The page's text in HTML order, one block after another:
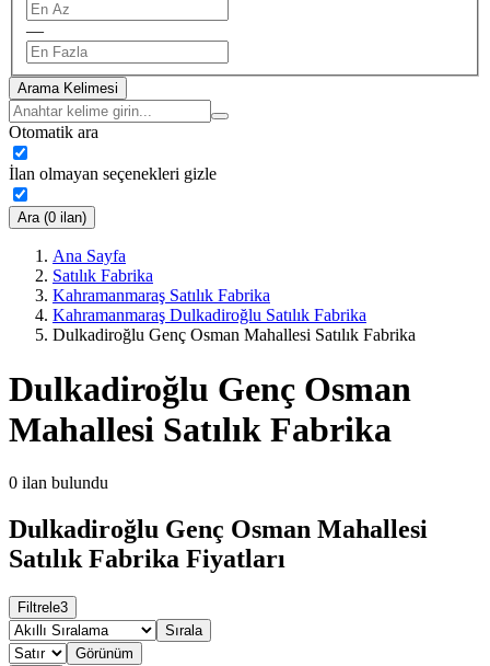
—
Arama Kelimesi
Otomatik ara
İlan olmayan seçenekleri gizle
Ara (0 ilan)
Ana Sayfa
Satılık Fabrika
Kahramanmaraş Satılık Fabrika
Kahramanmaraş Dulkadiroğlu Satılık Fabrika
Dulkadiroğlu Genç Osman Mahallesi Satılık Fabrika
Dulkadiroğlu Genç Osman
Mahallesi Satılık Fabrika
0 ilan bulundu
Dulkadiroğlu Genç Osman Mahallesi
Satılık Fabrika Fiyatları
Filtrele3
Sırala
Görünüm